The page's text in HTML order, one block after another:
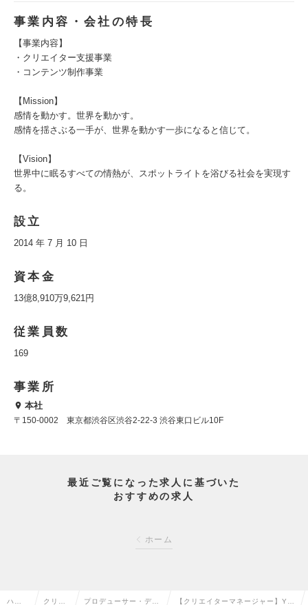
事業内容・会社の特長
【事業内容】
・クリエイター支援事業
・コンテンツ制作事業
【Mission】
感情を動かす。世界を動かす。
感情を揺さぶる一手が、世界を動かす一歩になると信じて。
【Vision】
世界中に眠るすべての情熱が、スポットライトを浴びる社会を実現す
る。
設立
2014 年 7 月 10 日
資本金
13億8,910万9,621円
従業員数
169
事業所
本社
〒150-0002 東京都渋谷区渋谷2-22-3 渋谷東口ビル10F
最近ご覧になった求人に基づいた
おすすめの求人
ホーム
ハイ クリエ プロデューサー・ディ 【クリエイターマネージャー】Yo